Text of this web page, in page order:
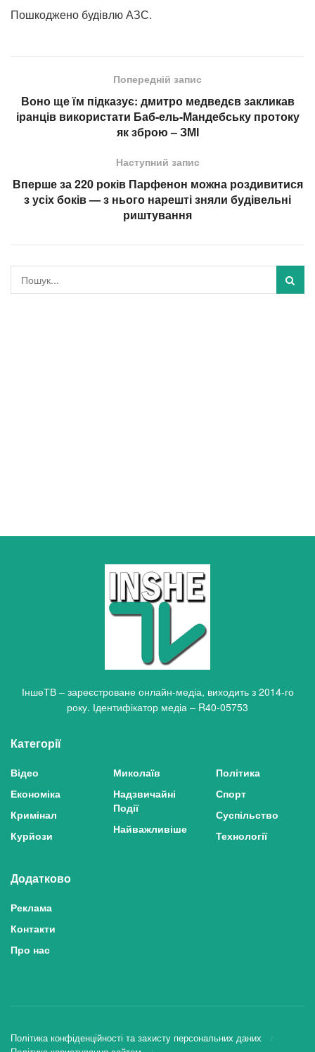
Пошкоджено будівлю АЗС.
Попередній запис
Воно ще їм підказує: дмитро медведєв закликав
іранців використати Баб-ель-Мандебську протоку
як зброю – ЗМІ
Наступний запис
Вперше за 220 років Парфенон можна роздивитися
з усіх боків — з нього нарешті зняли будівельні
риштування
ІншеТВ – зареєстроване онлайн-медіа, виходить з 2014-го
року. Ідентифікатор медіа – R40-05753
Категорії
Відео
Економіка
Кримінал
Курйози
Миколаїв
Надзвичайні
Події
Найважливіше
Політика
Спорт
Суспільство
Технології
Додатково
Реклама
Контакти
Про нас
Політика конфіденційності та захисту персональних даних